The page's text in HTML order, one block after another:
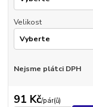
Velikost
Nejsme plátci DPH
91 Kč/pár(ů)